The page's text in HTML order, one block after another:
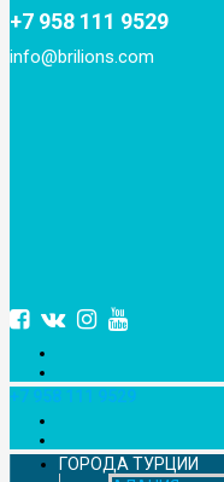
+7 958 111 9529
info@brilions.com
+7 958 111 9529
ГОРОДА ТУРЦИИ